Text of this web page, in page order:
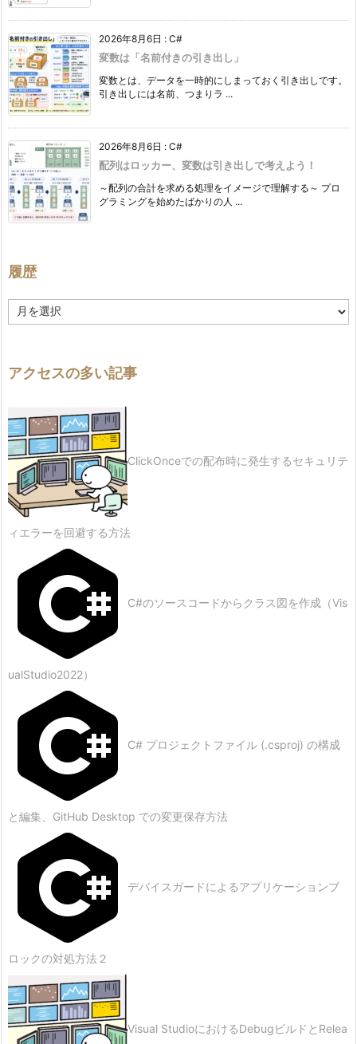
2026年8月6日 : C#
変数は「名前付きの引き出し」
変数とは、データを一時的にしまっておく引き出しです。
引き出しには名前、つまりラ ...
2026年8月6日 : C#
配列はロッカー、変数は引き出しで考えよう！
～配列の合計を求める処理をイメージで理解する～ プロ
グラミングを始めたばかりの人 ...
履歴
歴
アクセスの多い記事
ClickOnceでの配布時に発生するセキュリテ
ィエラーを回避する方法
C#のソースコードからクラス図を作成（Vis
ualStudio2022）
C# プロジェクトファイル (.csproj) の構成
と編集、GitHub Desktop での変更保存方法
デバイスガードによるアプリケーションブ
ロックの対処方法２
Visual StudioにおけるDebugビルドとRelea